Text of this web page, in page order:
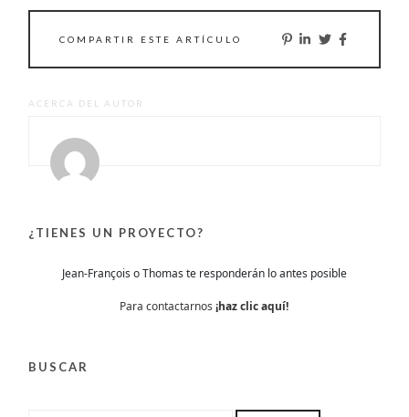
COMPARTIR ESTE ARTÍCULO
ACERCA DEL AUTOR
¿TIENES UN PROYECTO?
Jean-François o Thomas te responderán lo antes posible
Para contactarnos ¡haz clic aquí!
BUSCAR